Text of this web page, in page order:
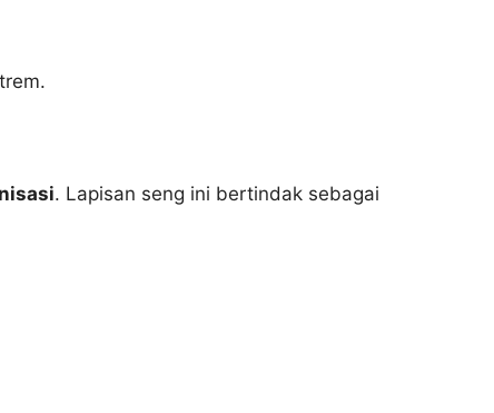
. Lapisan seng ini bertindak sebagai